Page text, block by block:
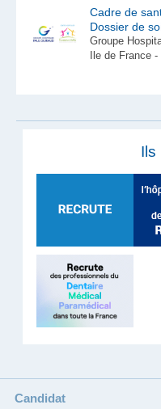
Cadre de
Dossier de
Groupe
Ile de France -
Ils
Candidat